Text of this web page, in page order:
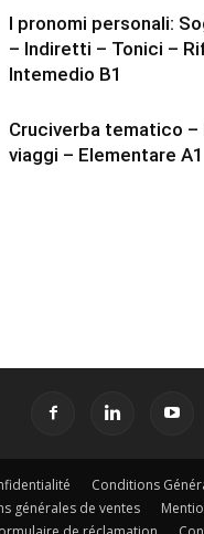
I pronomi personali:
– Indiretti – Tonici –
Intemedio B1
Cruciverba tematico –
viaggi – Elementare A1
Conditions
générales de ventes